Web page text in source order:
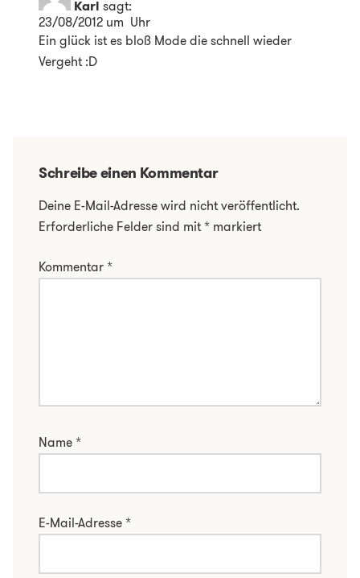
Karl sagt:
23/08/2012 um Uhr
Ein glück ist es bloß Mode die schnell wieder
Vergeht :D
Schreibe einen Kommentar
Deine E-Mail-Adresse wird nicht veröffentlicht.
Erforderliche Felder sind mit* markiert
Kommentar *
Name *
E-Mail-Adresse *